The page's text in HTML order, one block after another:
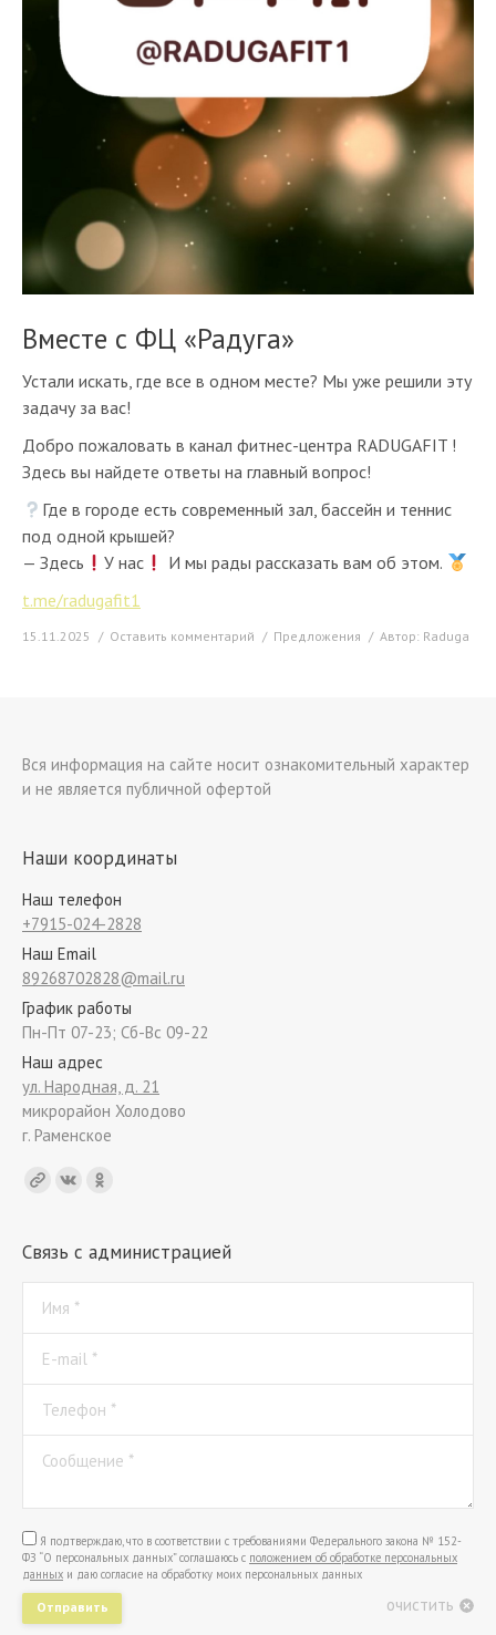
Вместе с ФЦ «Радуга»
Устали искать, где все в одном месте? Мы уже решили эту
задачу за вас!
Добро пожаловать в канал фитнес-центра RADUGAFIT !
Здесь вы найдете ответы на главный вопрос!
Где в городе есть современный зал, бассейн и теннис
под одной крышей?
— Здесь
У нас
И мы рады рассказать вам об этом.
t.me/radugafit1
15.11.2025 Оставить комментарий Предложения Автор: Raduga
Вся информация на сайте носит ознакомительный характер
и не является публичной офертой
Наши координаты
Наш телефон
+7915-024-2828
Наш Email
89268702828@mail.ru
График работы
Пн-Пт 07-23; Сб-Вс 09-22
Наш адрес
ул. Народная, д. 21
микрорайон Холодово
г. Раменское
Find us on:
Связь с администрацией
Имя *
E-mail *
Телефон *
Сообщение *
Я подтверждаю, что в соответствии с требованиями Федерального закона № 152-
ФЗ “О персональных данных” соглашаюсь с положением об обработке персональных
данных и даю согласие на обработку моих персональных данных
Отправить очистить